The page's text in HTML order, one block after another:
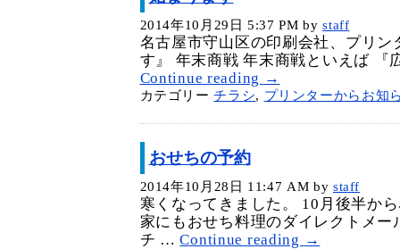
2014年10月29日 5:37 PM by staff
名古屋市守山区の印刷会社、プリン
す』 年末商戦 年末商戦といえば
Continue reading →
カテゴリーチラシ, プリンターからお知
おせちの予約
2014年10月28日 11:47 AM by staff
寒くなってきました。 10月後半か
家にもおせち料理のダイレクトメー
チ …Continue reading →